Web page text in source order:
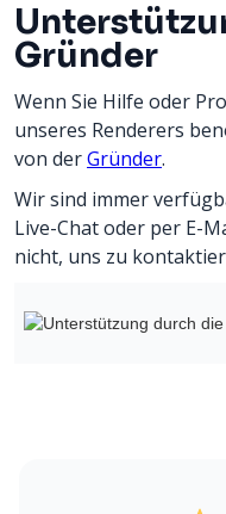
Gründer
Wenn Sie Hilfe oder
unseres Renderers
von derGründer.
Wir sind immer
Live-Chat oder per E-
nicht, uns zu